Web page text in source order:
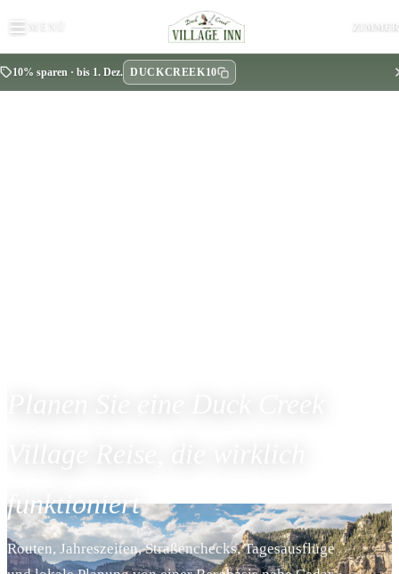
MENÜ ZIMMER
10% sparen · bis 1. Dez. DUCKCREEK10
funktioniert
Routen, Jahreszeiten, Straßenchecks, Tagesausflüge